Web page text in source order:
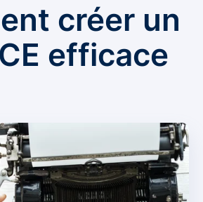
créer un
efficace